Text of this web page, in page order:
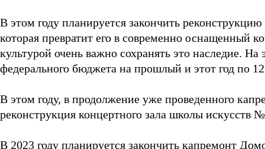
В этом году планируется закончить
которая превратит его в современно оснащенный
культурой очень важно сохранять это наследие.
федерального бюджета на прошлый и этот год по
В этом году, в продолжение уже проведенного
реконструкция концертного зала школы искусств
В 2023 году планируется закончить капремонт